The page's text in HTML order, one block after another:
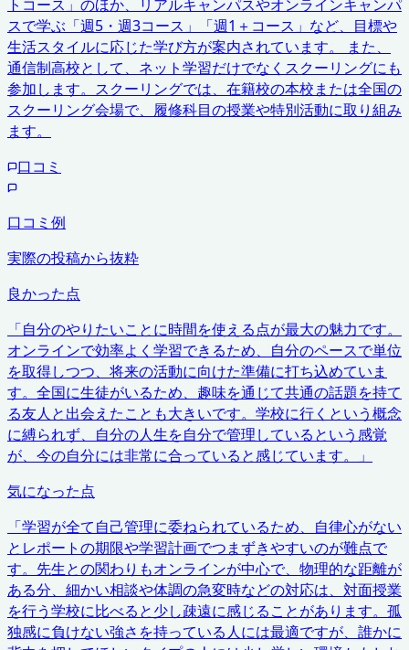
トコース」のほか、リアルキャンパスやオンラインキャンパ
スで学ぶ「週5・週3コース」「週1＋コース」など、目標や
生活スタイルに応じた学び方が案内されています。 また、
通信制高校として、ネット学習だけでなくスクーリングにも
参加します。スクーリングでは、在籍校の本校または全国の
スクーリング会場で、履修科目の授業や特別活動に取り組み
ます。
口コミ
口コミ例
実際の投稿から抜粋
良かった点
「自分のやりたいことに時間を使える点が最大の魅力です。
オンラインで効率よく学習できるため、自分のペースで単位
を取得しつつ、将来の活動に向けた準備に打ち込めていま
す。全国に生徒がいるため、趣味を通じて共通の話題を持て
る友人と出会えたことも大きいです。学校に行くという概念
に縛られず、自分の人生を自分で管理しているという感覚
が、今の自分には非常に合っていると感じています。 」
気になった点
「学習が全て自己管理に委ねられているため、自律心がない
とレポートの期限や学習計画でつまずきやすいのが難点で
す。先生との関わりもオンラインが中心で、物理的な距離が
ある分、細かい相談や体調の急変時などの対応は、対面授業
を行う学校に比べると少し疎遠に感じることがあります。孤
独感に負けない強さを持っている人には最適ですが、誰かに